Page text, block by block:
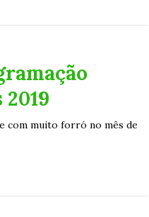
com muito forró no mês de